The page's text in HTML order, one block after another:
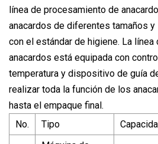
línea de procesamiento de
anacardos de diferentes tamaños
con el estándar de higiene. La
anacardos está equipada con
temperatura y dispositivo de guía
realizar toda la función de los
hasta el empaque final.
No.
Tipo